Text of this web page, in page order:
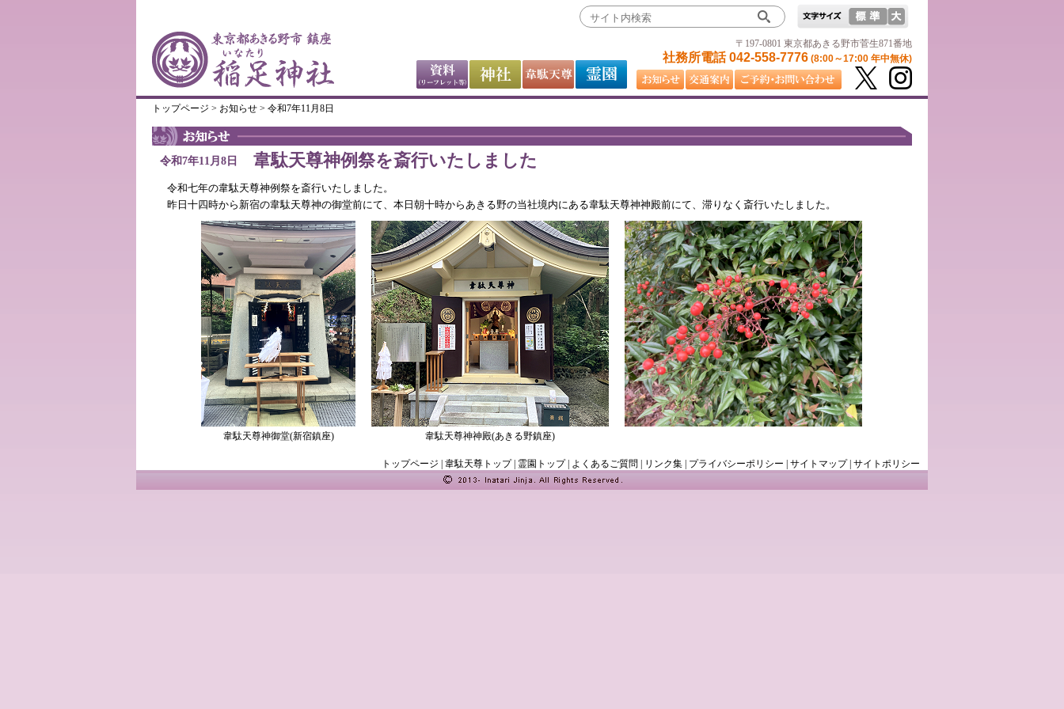
〒197-0801 東京都あきる野市菅生871番地
社務所電話 042-558-7776 (8:00～17:00 年中無休)
トップページ > お知らせ > 令和7年11月8日
令和7年11月8日 韋駄天尊神例祭を斎行いたしました
令和七年の韋駄天尊神例祭を斎行いたしました。
昨日十四時から新宿の韋駄天尊神の御堂前にて、本日朝十時からあきる野の当社境内にある韋駄天尊神神殿前にて、滞りなく斎行いたしました。
韋駄天尊神御堂(新宿鎮座) 韋駄天尊神神殿(あきる野鎮座)
トップページ | 韋駄天尊トップ| 霊園トップ| よくあるご質問 | リンク集 | プライバシーポリシー | サイトマップ| サイトポリシー